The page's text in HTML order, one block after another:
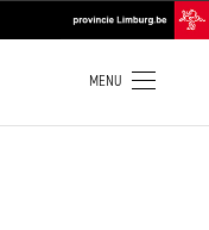
navigation
MENU